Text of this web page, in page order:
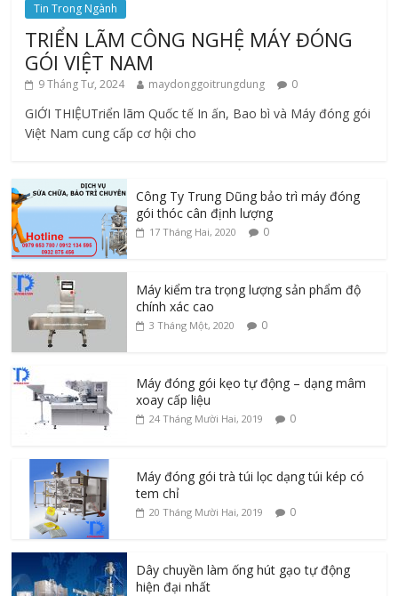
Tin Trong Ngành
TRIỂN LÃM CÔNG NGHỆ MÁY ĐÓNG
GÓI VIỆT NAM
9 Tháng Tư, 2024 maydonggoitrungdung 0
GIỚI THIỆUTriển lãm Quốc tế In ấn, Bao bì và Máy đóng gói
Việt Nam cung cấp cơ hội cho
Công Ty Trung Dũng bảo trì máy đóng
gói thóc cân định lượng
17 Tháng Hai, 2020 0
Máy kiểm tra trọng lượng sản phẩm độ
chính xác cao
3 Tháng Một, 2020 0
Máy đóng gói kẹo tự động – dạng mâm
xoay cấp liệu
24 Tháng Mười Hai, 2019 0
Máy đóng gói trà túi lọc dạng túi kép có
tem chỉ
20 Tháng Mười Hai, 2019 0
Dây chuyền làm ống hút gạo tự động
hiện đại nhất